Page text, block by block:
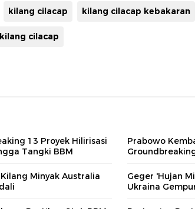
kilang cilacap kilang cilacap kebakaran
cilacap
13 Proyek Hilirisasi
Tangki BBM
Prabowo
Minyak Australia
Geger 'Hujan
Ukraina